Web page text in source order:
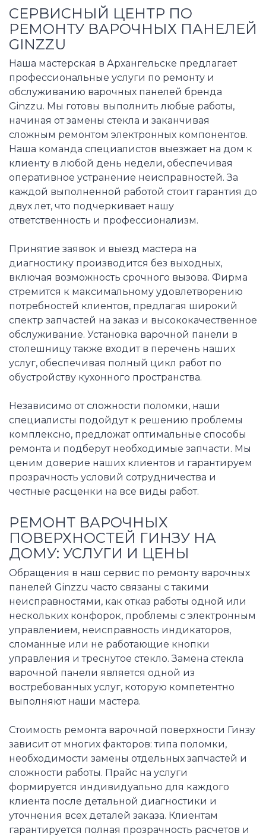
СЕРВИСНЫЙ ЦЕНТР ПО
РЕМОНТУ ВАРОЧНЫХ ПАНЕЛЕЙ
GINZZU
Наша мастерская в Архангельске предлагает
профессиональные услуги по ремонту и
обслуживанию варочных панелей бренда
Ginzzu. Мы готовы выполнить любые работы,
начиная от замены стекла и заканчивая
сложным ремонтом электронных компонентов.
Наша команда специалистов выезжает на дом к
клиенту в любой день недели, обеспечивая
оперативное устранение неисправностей. За
каждой выполненной работой стоит гарантия до
двух лет, что подчеркивает нашу
ответственность и профессионализм.
Принятие заявок и выезд мастера на
диагностику производится без выходных,
включая возможность срочного вызова. Фирма
стремится к максимальному удовлетворению
потребностей клиентов, предлагая широкий
спектр запчастей на заказ и высококачественное
обслуживание. Установка варочной панели в
столешницу также входит в перечень наших
услуг, обеспечивая полный цикл работ по
обустройству кухонного пространства.
Независимо от сложности поломки, наши
специалисты подойдут к решению проблемы
комплексно, предложат оптимальные способы
ремонта и подберут необходимые запчасти. Мы
ценим доверие наших клиентов и гарантируем
прозрачность условий сотрудничества и
честные расценки на все виды работ.
РЕМОНТ ВАРОЧНЫХ
ПОВЕРХНОСТЕЙ ГИНЗУ НА
ДОМУ: УСЛУГИ И ЦЕНЫ
Обращения в наш сервис по ремонту варочных
панелей Ginzzu часто связаны с такими
неисправностями, как отказ работы одной или
нескольких конфорок, проблемы с электронным
управлением, неисправность индикаторов,
сломанные или не работающие кнопки
управления и треснутое стекло. Замена стекла
варочной панели является одной из
востребованных услуг, которую компетентно
выполняют наши мастера.
Стоимость ремонта варочной поверхности Гинзу
зависит от многих факторов: типа поломки,
необходимости замены отдельных запчастей и
сложности работы. Прайс на услуги
формируется индивидуально для каждого
клиента после детальной диагностики и
уточнения всех деталей заказа. Клиентам
гарантируется полная прозрачность расчетов и